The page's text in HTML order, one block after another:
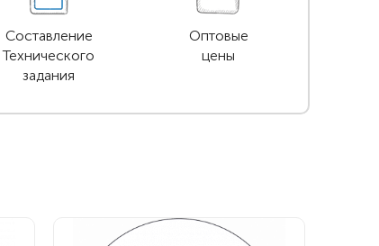
Составление
Технического
задания
Оптовые
цены